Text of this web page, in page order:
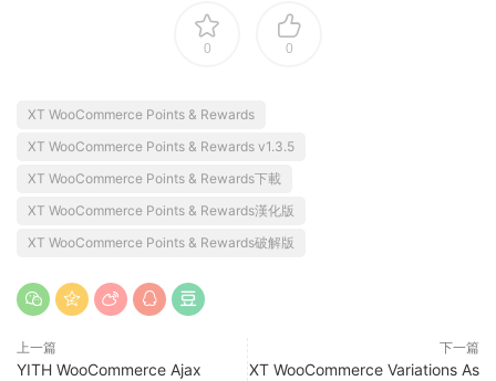
0 0
XT WooCommerce Points & Rewards
XT WooCommerce Points & Rewards v1.3.5
XT WooCommerce Points & Rewards下載
XT WooCommerce Points & Rewards漢化版
XT WooCommerce Points & Rewards破解版
上一篇
YITH WooCommerce Ajax
下一篇
XT WooCommerce Variations As